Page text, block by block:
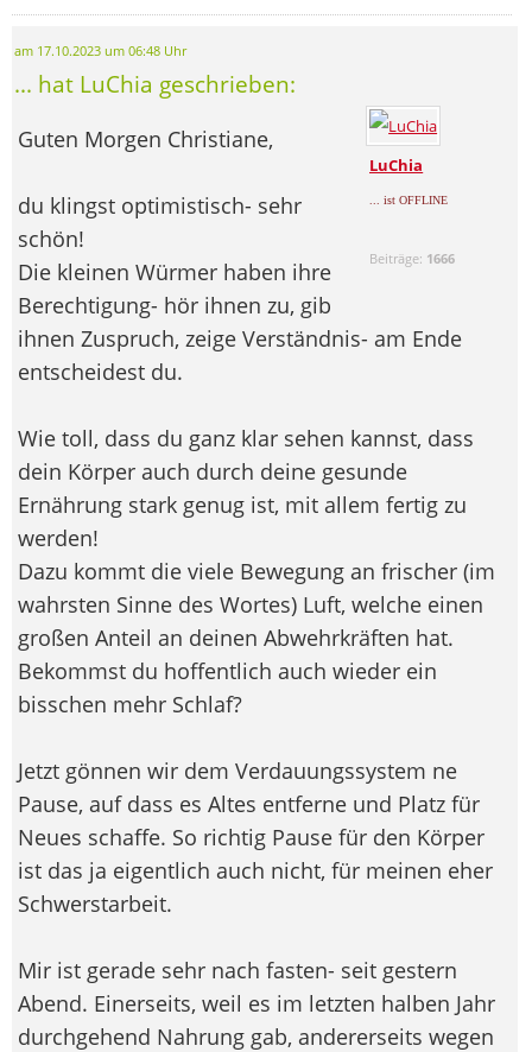
am 17.10.2023 um 06:48 Uhr
... hat LuChia geschrieben:
LuChia
... ist OFFLINE
Beiträge: 1666
Guten Morgen Christiane,
du klingst optimistisch- sehr
schön!
Die kleinen Würmer haben ihre
Berechtigung- hör ihnen zu, gib
ihnen Zuspruch, zeige Verständnis- am Ende
entscheidest du.
Wie toll, dass du ganz klar sehen kannst, dass
dein Körper auch durch deine gesunde
Ernährung stark genug ist, mit allem fertig zu
werden!
Dazu kommt die viele Bewegung an frischer (im
wahrsten Sinne des Wortes) Luft, welche einen
großen Anteil an deinen Abwehrkräften hat.
Bekommst du hoffentlich auch wieder ein
bisschen mehr Schlaf?
Jetzt gönnen wir dem Verdauungssystem ne
Pause, auf dass es Altes entferne und Platz für
Neues schaffe. So richtig Pause für den Körper
ist das ja eigentlich auch nicht, für meinen eher
Schwerstarbeit.
Mir ist gerade sehr nach fasten- seit gestern
Abend. Einerseits, weil es im letzten halben Jahr
durchgehend Nahrung gab, andererseits wegen